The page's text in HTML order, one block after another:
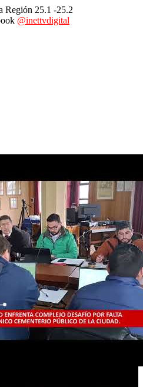
Región 25.1 -25.2
@inettvdigital